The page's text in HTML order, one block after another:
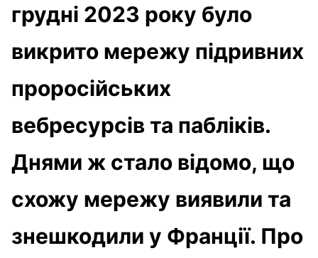
грудні 2023 року було
викрито мережу підривних
проросійських
вебресурсів та пабліків.
Днями ж стало відомо, що
схожу мережу виявили та
знешкодили у Франції. Про